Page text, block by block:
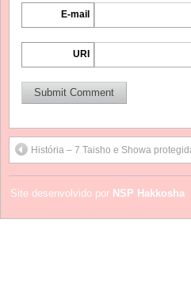
E-mail
URI
História – 7 Taisho e Showa
Site desenvolvido por NSP Hakkosha